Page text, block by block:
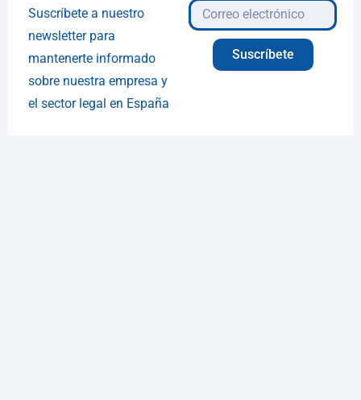
Suscríbete a nuestro
newsletter para
mantenerte informado
sobre nuestra empresa y
el sector legal en España
Suscríbete